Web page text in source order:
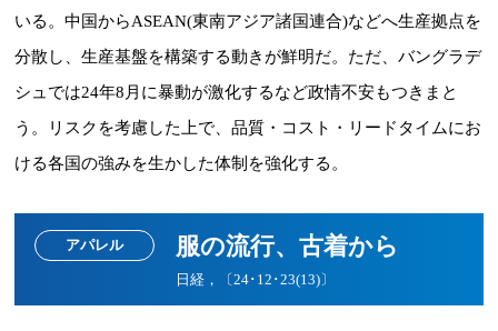
いる。中国からASEAN(東南アジア諸国連合)などへ生産拠点を
分散し、生産基盤を構築する動きが鮮明だ。ただ、バングラデ
シュでは24年8月に暴動が激化するなど政情不安もつきまと
う。リスクを考慮した上で、品質・コスト・リードタイムにお
ける各国の強みを生かした体制を強化する。
アパレル 服の流行、古着から
日経，〔24･12･23(13)〕